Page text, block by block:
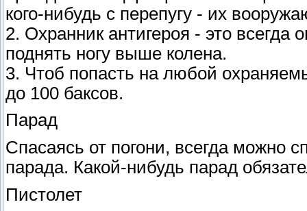
кого-нибудь с перепугу - их
2. Охранник антигероя - это
поднять ногу выше колена.
3. Чтоб попасть на любой
до 100 баксов.
Парад
Спасаясь от погони, всегда можно
парада. Какой-нибудь парад
Пистолет